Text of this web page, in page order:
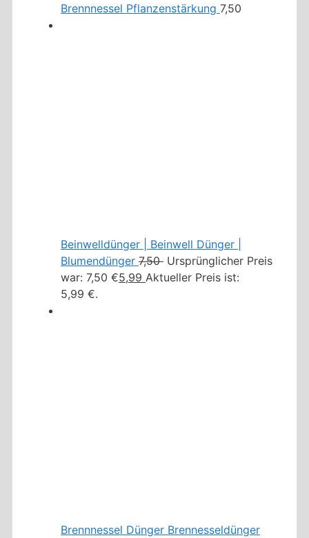
Brennnessel Pflanzenstärkung 7,50
Beinwelldünger | Beinwell Dünger |
Blumendünger 7,50 Ursprünglicher Preis
war: 7,50 €5,99 Aktueller Preis ist:
5,99 €.
Brennnessel Dünger Brennesseldünger